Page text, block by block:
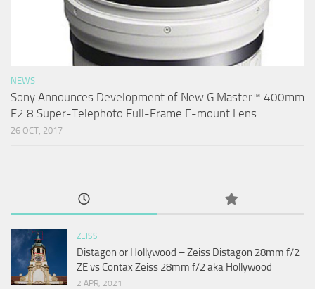
NEWS
Sony Announces Development of New G Master™ 400mm
F2.8 Super-Telephoto Full-Frame E-mount Lens
26 OCT, 2017
ZEISS
Distagon or Hollywood – Zeiss Distagon 28mm f/2
ZE vs Contax Zeiss 28mm f/2 aka Hollywood
2 APR, 2021